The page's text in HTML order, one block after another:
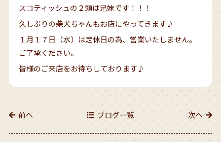
スコティッシュの２頭は兄妹です！！！
久しぶりの柴犬ちゃんもお店にやってきます♪
１月１７日（水）は定休日の為、営業いたしません。
ご了承ください。
皆様のご来店をお待ちしております♪
前へ ブログ一覧 次へ